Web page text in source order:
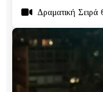
Δραματική Σειρά